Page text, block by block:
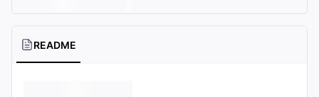
README